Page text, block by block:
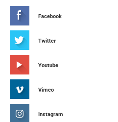
Facebook
Twitter
Youtube
Vimeo
Instagram